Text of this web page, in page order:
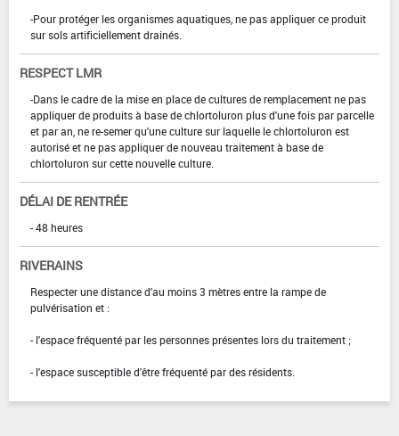
-Pour protéger les organismes aquatiques, ne pas appliquer ce produit
sur sols artificiellement drainés.
RESPECT LMR
-Dans le cadre de la mise en place de cultures de remplacement ne pas
appliquer de produits à base de chlortoluron plus d'une fois par parcelle
et par an, ne re-semer qu'une culture sur laquelle le chlortoluron est
autorisé et ne pas appliquer de nouveau traitement à base de
chlortoluron sur cette nouvelle culture.
DÉLAI DE RENTRÉE
- 48 heures
RIVERAINS
Respecter une distance d'au moins 3 mètres entre la rampe de
pulvérisation et :
- l'espace fréquenté par les personnes présentes lors du traitement ;
- l'espace susceptible d'être fréquenté par des résidents.